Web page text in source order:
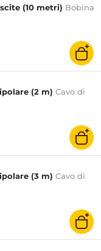
(10 metri) Bobina
(2 m) Cavo di
(3 m) Cavo di